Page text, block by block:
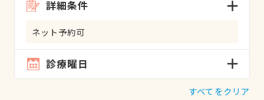
詳細条件
ネット予約可
診療曜日
すべてをクリア